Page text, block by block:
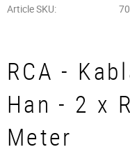
Article SKU
RCA -
Han - 2 x
Meter